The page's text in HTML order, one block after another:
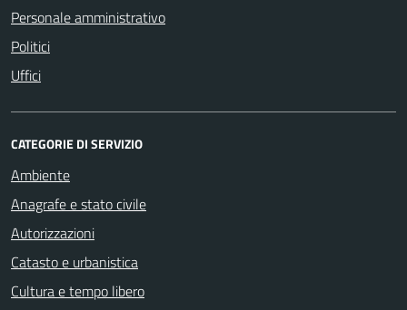
Personale amministrativo
Politici
Uffici
CATEGORIE DI SERVIZIO
Ambiente
Anagrafe e stato civile
Autorizzazioni
Catasto e urbanistica
Cultura e tempo libero